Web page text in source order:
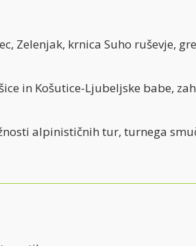
Zelenjak, krnica Suho ruševje,
in Košutice-Ljubeljske babe,
alpinističnih tur, turnega